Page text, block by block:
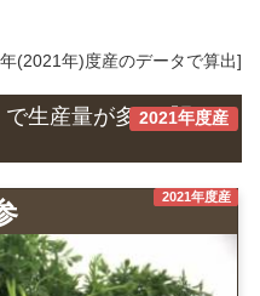
(2021年)度産のデータで算出]
2021年度産
で生産量が多い『野
2021年度産